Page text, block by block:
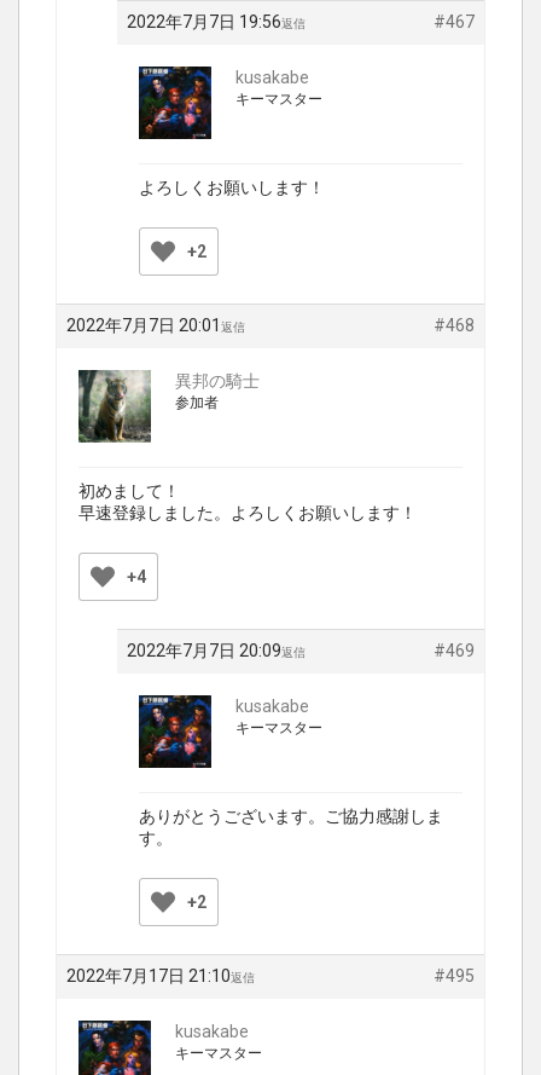
2022年7月7日 19:56 #467
返信
kusakabe
キーマスター
よろしくお願いします！
+2
2022年7月7日 20:01 #468
返信
異邦の騎士
参加者
初めまして！
早速登録しました。よろしくお願いします！
+4
2022年7月7日 20:09 #469
返信
kusakabe
キーマスター
ありがとうございます。ご協力感謝しま
す。
+2
2022年7月17日 21:10 #495
返信
kusakabe
キーマスター